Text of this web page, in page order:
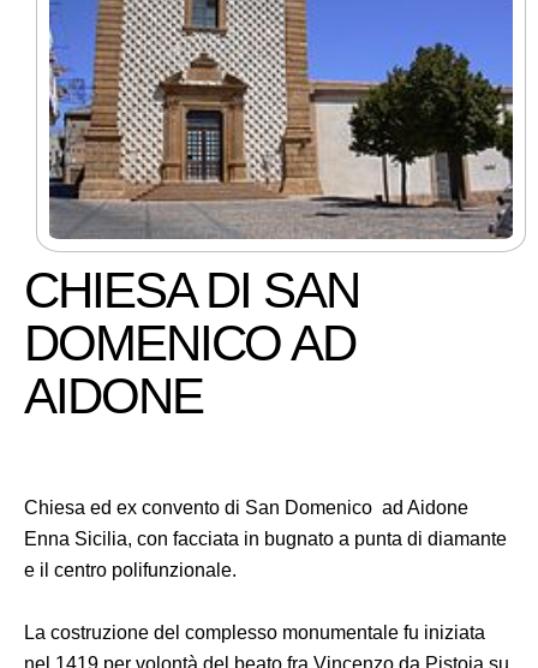
CHIESA DI SAN
DOMENICO AD
AIDONE
Chiesa ed ex convento di San Domenico ad Aidone
Enna Sicilia, con facciata in bugnato a punta di diamante
e il centro polifunzionale.
La costruzione del complesso monumentale fu iniziata
nel 1419 per volontà del beato fra Vincenzo da Pistoia,su